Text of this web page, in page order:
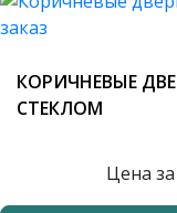
КОРИЧНЕВЫЕ
СТЕКЛОМ
Цена